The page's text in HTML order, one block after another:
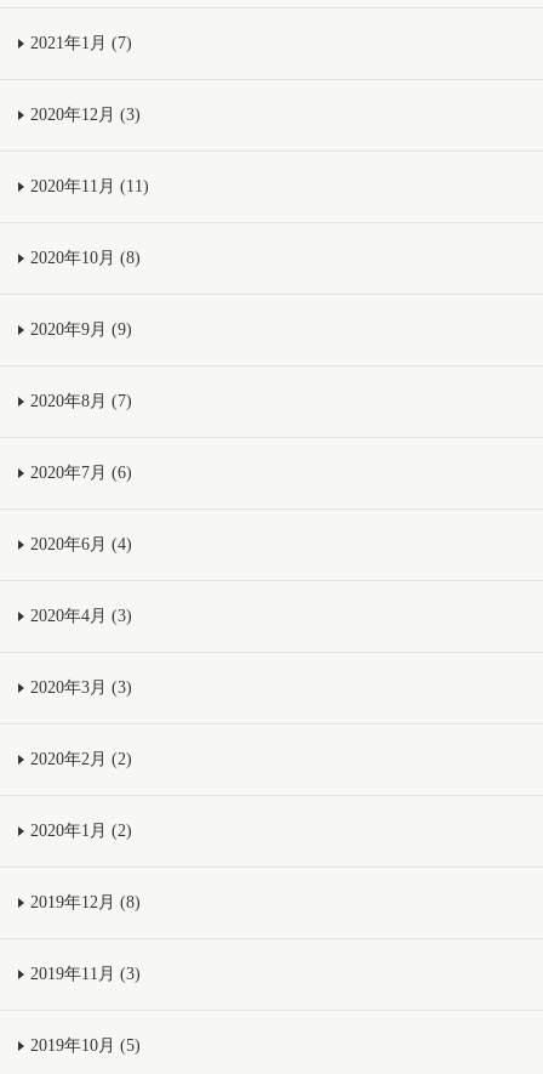
2021年1月 (7)
2020年12月 (3)
2020年11月 (11)
2020年10月 (8)
2020年9月 (9)
2020年8月 (7)
2020年7月 (6)
2020年6月 (4)
2020年4月 (3)
2020年3月 (3)
2020年2月 (2)
2020年1月 (2)
2019年12月 (8)
2019年11月 (3)
2019年10月 (5)